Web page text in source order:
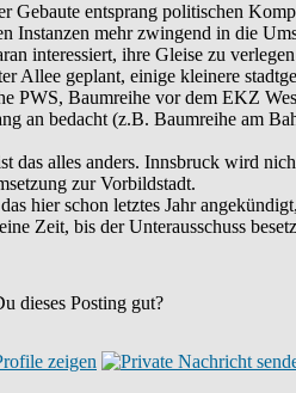
Gebaute entsprang politischen
Instanzen mehr zwingend in die
interessiert, ihre Gleise zu
Allee geplant, einige kleinere
PWS, Baumreihe vor dem EKZ
an bedacht (z.B. Baumreihe am
das alles anders. Innsbruck wird
zur Vorbildstadt.
hier schon letztes Jahr
Zeit, bis der Unterausschuss
dieses Posting gut?